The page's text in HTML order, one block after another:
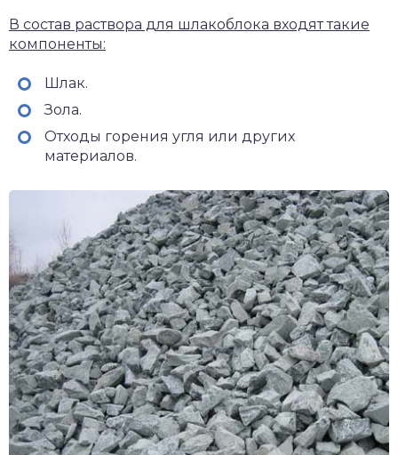
В состав раствора для шлакоблока входят такие
компоненты:
Шлак.
Зола.
Отходы горения угля или других
материалов.